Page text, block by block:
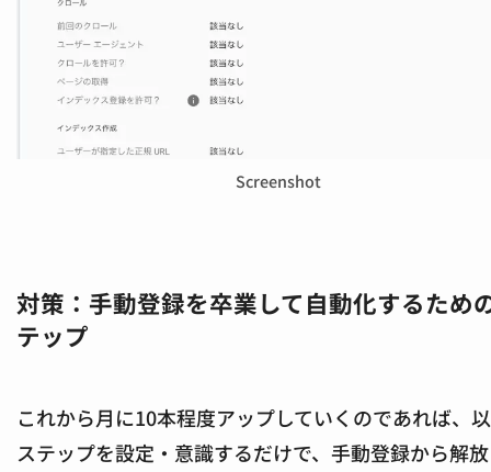
Screenshot
対策：手動登録を卒業して自動化するため
テップ
これから月に10本程度アップしていくのであれば、
ステップを設定・意識するだけで、手動登録から解